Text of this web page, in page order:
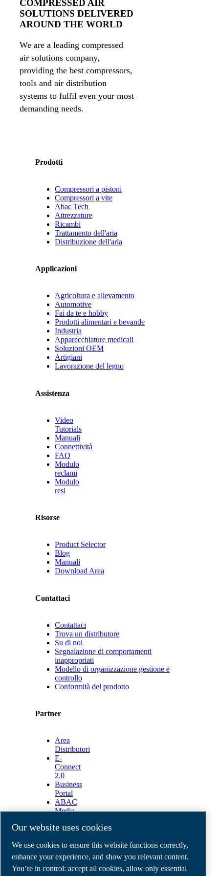
COMPRESSED AIR
SOLUTIONS DELIVERED
AROUND THE WORLD
We are a leading compressed
air solutions company,
providing the best compressors,
tools and air distribution
systems to fulfil even your most
demanding needs.
Prodotti
Compressori a pistoni
Compressori a vite
Abac Tech
Attrezzature
Ricambi
Trattamento dell'aria
Distribuzione dell'aria
Applicazioni
Agricoltura e allevamento
Automotive
Fai da te e hobby
Prodotti alimentari e bevande
Industria
Apparecchiature medicali
Soluzioni OEM
Artigiani
Lavorazione del legno
Assistenza
Video
Tutorials
Manuali
Connettività
FAQ
Modulo
reclami
Modulo
resi
Risorse
Product Selector
Blog
Manuali
Download Area
Contattaci
Contattaci
Trova un distributore
Su di noi
Segnalazione di comportamenti
inappropriati
Modello di organizzazione gestione e
controllo
Conformità del prodotto
Partner
Area
Distributori
E-
Connect
2.0
Business
Portal
ABAC
Media
Legal & Privacy Notices
Order return form
Order claim form
Our website uses cookies
We use cookies to ensure this website functions correctly,
enhance your experience, and show you relevant content.
You’re in control: accept all cookies, allow only essential